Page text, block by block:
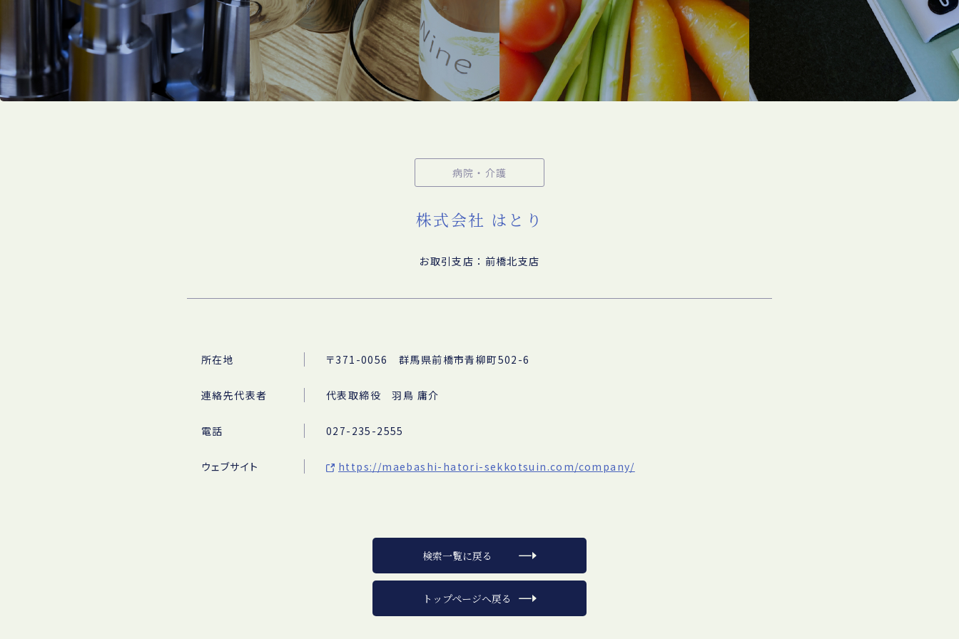
病院・介護
株式会社 はとり
お取引支店：前橋北支店
所在地 〒371-0056 群馬県前橋市青柳町502-6
連絡先代表者 代表取締役 羽鳥 庸介
電話 027-235-2555
ウェブサイト https://maebashi-hatori-sekkotsuin.com/company/
検索一覧に戻る
トップページへ戻る